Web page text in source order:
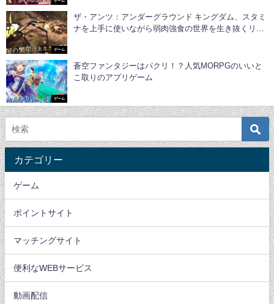
ゲーム
ゲーム
ザ・アンツ：アンダーグラウンド キングダム、スタミ
ナを上手に使いながら弱肉強食の世界を生き抜くリア
ゲーム
蒼空ファンタジーはパクリ！？人気MORPGのいいと
こ取りのアプリゲーム
カテゴリー
ゲーム
ポイントサイト
マッチングサイト
便利なWEBサービス
動画配信